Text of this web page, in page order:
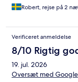
Robert, rejse på 2
Verificeret anmeldelse
8/10 Rigtig
19. jul. 2026
Oversæt med Google